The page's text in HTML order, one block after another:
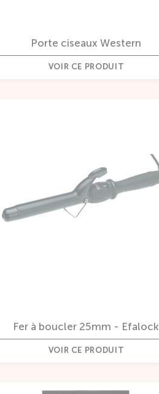
Porte ciseaux Western
VOIR CE PRODUIT
Fer à boucler 25mm - Efalock
VOIR CE PRODUIT